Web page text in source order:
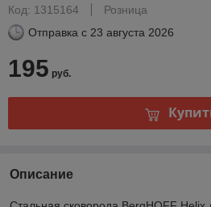
Код: 1315164
Розница
Отправка с 23 августа 2026
195 руб.
Описание